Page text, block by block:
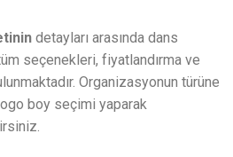
detayları arasında dans
seçenekleri, fiyatlandırma ve
Organizasyonun türüne
boy seçimi yaparak